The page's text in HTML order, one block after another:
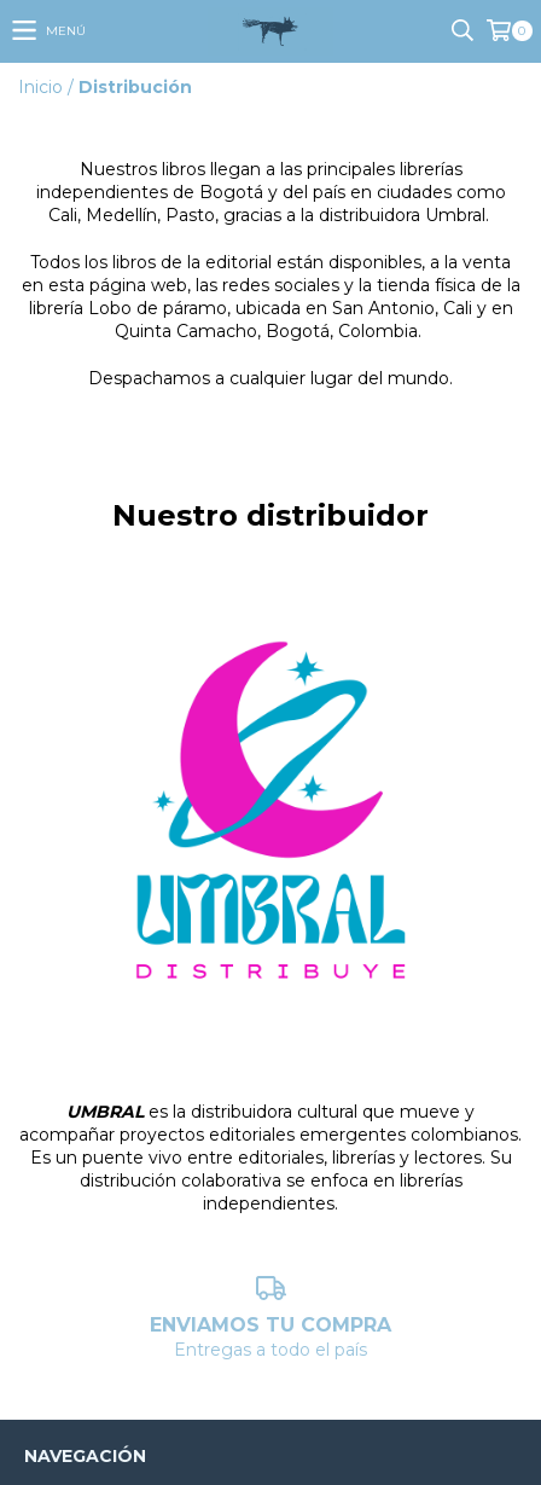
MENÚ 0
Inicio / Distribución
Nuestros libros llegan a las principales librerías
independientes de Bogotá y del país en ciudades como
Cali, Medellín, Pasto, gracias a la distribuidora Umbral.
Todos los libros de la editorial están disponibles, a la venta
en esta página web, las redes sociales y la tienda física de la
librería Lobo de páramo, ubicada en San Antonio, Cali y en
Quinta Camacho, Bogotá, Colombia.
Despachamos a cualquier lugar del mundo.
Nuestro distribuidor
UMBRAL es la distribuidora cultural que mueve y
acompañar proyectos editoriales emergentes colombianos.
Es un puente vivo entre editoriales, librerías y lectores. Su
distribución colaborativa se enfoca en librerías
independientes.
ENVIAMOS TU COMPRA
Entregas a todo el país
NAVEGACIÓN